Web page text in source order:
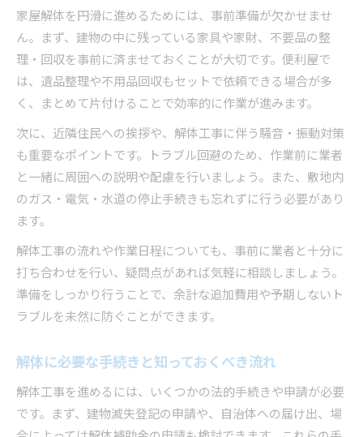
家屋解体を円滑に進めるためには、事前準備が欠かせませ
ん。まず、建物の中に残っている家具や家財、不要品の整
理・回収を事前に済ませておくことが大切です。便利屋で
は、遺品整理や不用品回収もセットで依頼できる場合が多
く、まとめて片付けることで効率的に作業が進みます。
次に、近隣住民への挨拶や、解体工事に伴う騒音・振動対策
も重要なポイントです。トラブル回避のため、作業前に業者
と一緒に周囲への説明や配慮を行いましょう。また、敷地内
のガス・電気・水道の停止手続きも忘れずに行う必要があり
ます。
解体工事の流れや作業日程についても、事前に業者と十分に
打ち合わせを行い、疑問点があれば気軽に相談しましょう。
準備をしっかり行うことで、余計な追加費用や予期しないト
ラブルを未然に防ぐことができます。
解体に必要な手続きと知っておくべき流れ
解体工事を進めるには、いくつかの法的手続きや申請が必要
です。まず、建物滅失登記の申請や、自治体への届け出、場